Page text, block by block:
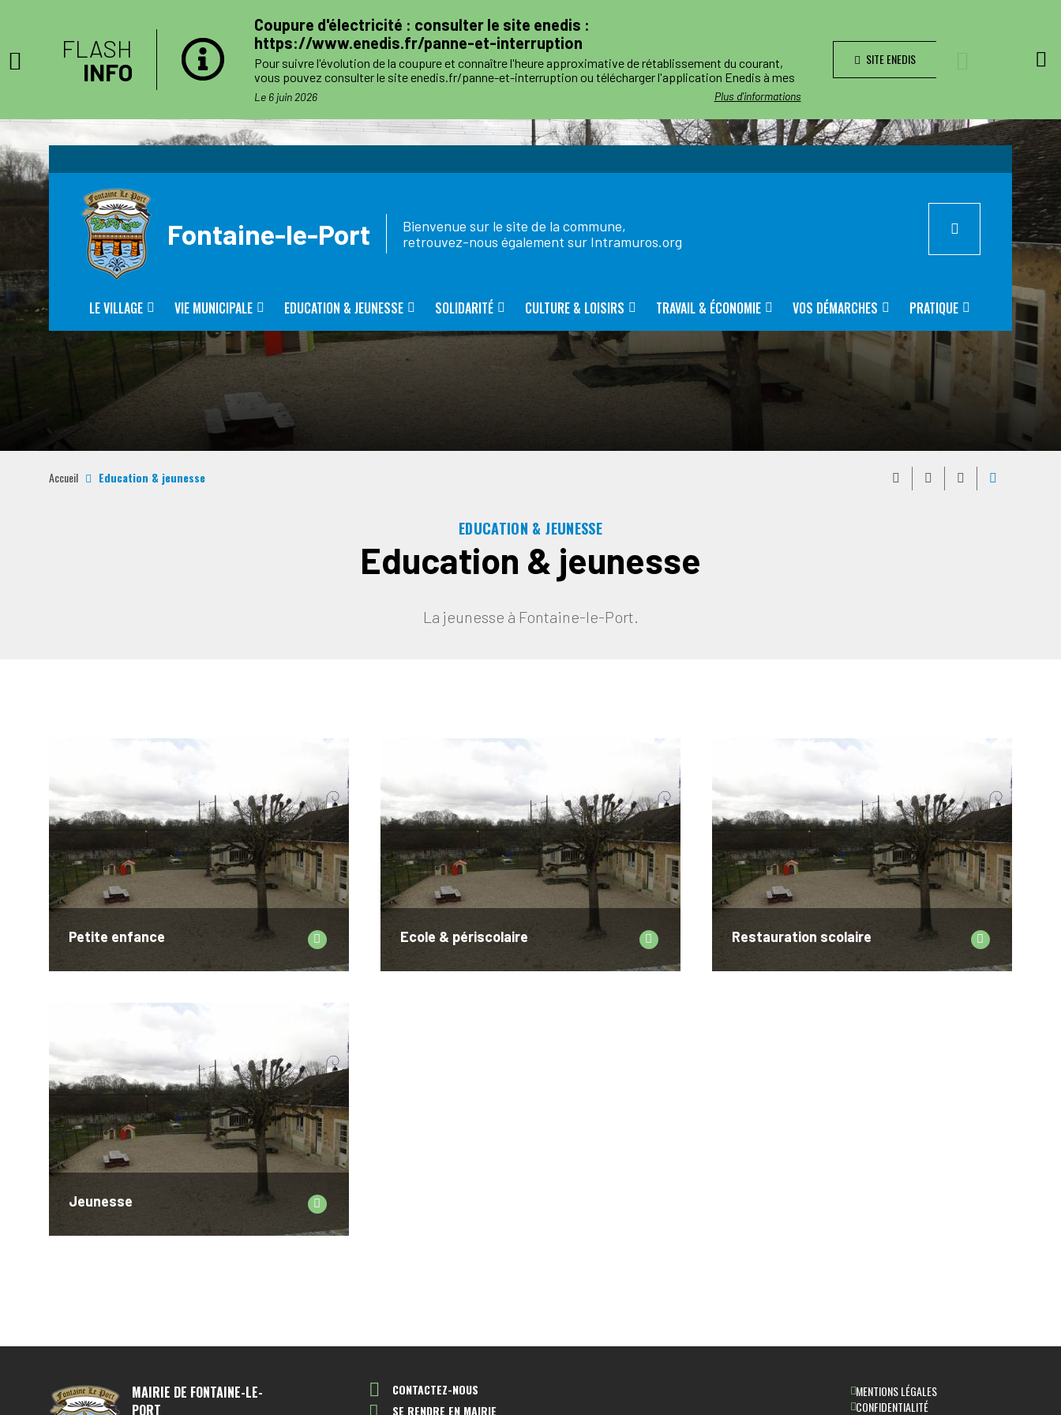
FLASH
INFO
Coupure d'électricité : consulter le site enedis :
https://www.enedis.fr/panne-et-interruption
Plus d'informations
Pour suivre l'évolution de la coupure et connaître l'heure approximative de rétablissement du courant,
vous pouvez consulter le site enedis.fr/panne-et-interruption ou télécharger l'application Enedis à mes
côtés. Toutefois l'alimentation pourra être rétablie à tout moment avant la fin de la plage indiquée.
Le jour des travaux, si vous avez besoin d’information complémentaire, vous pourrez nous joindre au
numéro de téléphone de dépannage réservé aux collectivités locales 0 811 010 212 (service 0,05€/appel).
Le 6 juin 2026
SITE ENEDIS
Bienvenue sur le site de la commune,
retrouvez-nous également sur Intramuros.org
Fontaine-le-Port
LE VILLAGE VIE MUNICIPALE EDUCATION & JEUNESSE SOLIDARITÉ CULTURE & LOISIRS TRAVAIL & ÉCONOMIE VOS DÉMARCHES PRATIQUE
Accueil Education & jeunesse
EDUCATION & JEUNESSE
Education & jeunesse
La jeunesse à Fontaine-le-Port.
Petite enfance Ecole & périscolaire Restauration scolaire
Jeunesse
MAIRIE DE FONTAINE-LE-
PORT
CONTACTEZ-NOUS
SE RENDRE EN MAIRIE
MENTIONS LÉGALES
CONFIDENTIALITÉ